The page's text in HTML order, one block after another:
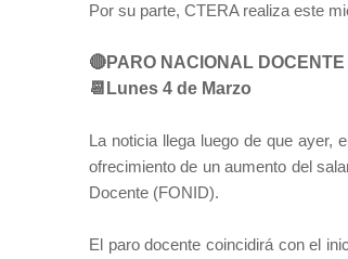
Por su parte, CTERA realiza este
🔴PARO NACIONAL DOCENTE
📆Lunes 4 de Marzo
La noticia llega luego de que ayer,
ofrecimiento de un aumento del
Docente (FONID).
El paro docente coincidirá con el